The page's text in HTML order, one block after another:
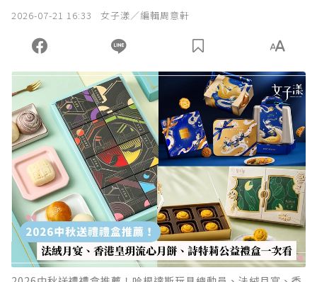
2026-07-21 16:33 女子漾／編輯周意軒